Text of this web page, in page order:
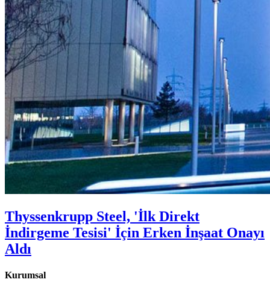
Thyssenkrupp Steel, 'İlk Direkt
İndirgeme Tesisi' İçin Erken İnşaat Onayı
Aldı
Kurumsal